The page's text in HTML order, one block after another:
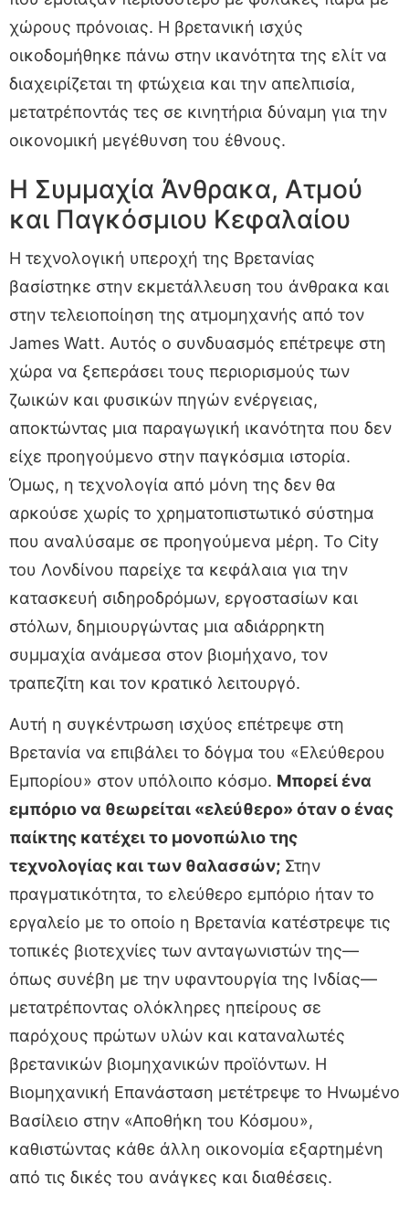
χώρους πρόνοιας. Η βρετανική ισχύς
οικοδομήθηκε πάνω στην ικανότητα της ελίτ να
διαχειρίζεται τη φτώχεια και την απελπισία,
μετατρέποντάς τες σε κινητήρια δύναμη για την
οικονομική μεγέθυνση του έθνους.
Η Συμμαχία Άνθρακα, Ατμού
και Παγκόσμιου Κεφαλαίου
Η τεχνολογική υπεροχή της Βρετανίας
βασίστηκε στην εκμετάλλευση του άνθρακα και
στην τελειοποίηση της ατμομηχανής από τον
James Watt. Αυτός ο συνδυασμός επέτρεψε στη
χώρα να ξεπεράσει τους περιορισμούς των
ζωικών και φυσικών πηγών ενέργειας,
αποκτώντας μια παραγωγική ικανότητα που δεν
είχε προηγούμενο στην παγκόσμια ιστορία.
Όμως, η τεχνολογία από μόνη της δεν θα
αρκούσε χωρίς το χρηματοπιστωτικό σύστημα
που αναλύσαμε σε προηγούμενα μέρη. Το City
του Λονδίνου παρείχε τα κεφάλαια για την
κατασκευή σιδηροδρόμων, εργοστασίων και
στόλων, δημιουργώντας μια αδιάρρηκτη
συμμαχία ανάμεσα στον βιομήχανο, τον
τραπεζίτη και τον κρατικό λειτουργό.
Αυτή η συγκέντρωση ισχύος επέτρεψε στη
Βρετανία να επιβάλει το δόγμα του «Ελεύθερου
Εμπορίου» στον υπόλοιπο κόσμο. Μπορεί ένα
εμπόριο να θεωρείται «ελεύθερο» όταν ο ένας
παίκτης κατέχει το μονοπώλιο της
τεχνολογίας και των θαλασσών; Στην
πραγματικότητα, το ελεύθερο εμπόριο ήταν το
εργαλείο με το οποίο η Βρετανία κατέστρεψε τις
τοπικές βιοτεχνίες των ανταγωνιστών της—
όπως συνέβη με την υφαντουργία της Ινδίας—
μετατρέποντας ολόκληρες ηπείρους σε
παρόχους πρώτων υλών και καταναλωτές
βρετανικών βιομηχανικών προϊόντων. Η
Βιομηχανική Επανάσταση μετέτρεψε το Ηνωμένο
Βασίλειο στην «Αποθήκη του Κόσμου»,
καθιστώντας κάθε άλλη οικονομία εξαρτημένη
από τις δικές του ανάγκες και διαθέσεις.